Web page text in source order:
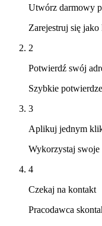
Utwórz darmowy
Zarejestruj się
2
Potwierdź swój
Szybkie
3
Aplikuj jednym
Wykorzystaj
4
Czekaj na kontakt
Pracodawca